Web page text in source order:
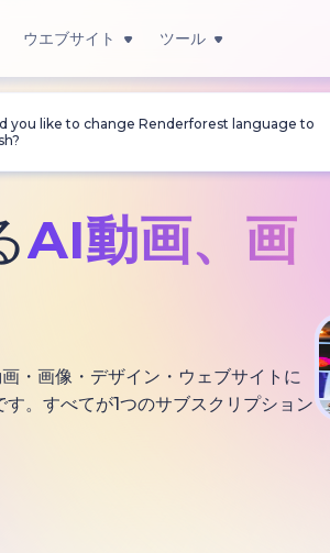
ウエブサイト ツール
you like to change Renderforest language to
AI動画、 画
・画像・デザイン・ウェブサイトに
。すべてが1つのサブスクリプション